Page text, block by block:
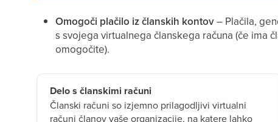
Omogoči plačilo iz članskih kontov– Plačila,
s svojega virtualnega članskega računa (če ima
omogočite).
Delo s članskimi računi
Članski računi so izjemno prilagodljivi virtualni
računi članov vaše organizacije, na katere lahko